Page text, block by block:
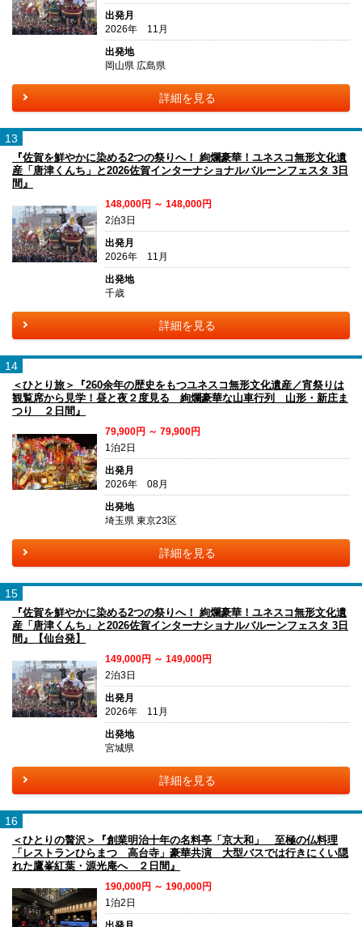
出発月
2026年 11月
出発地
岡山県 広島県
詳細を見る
13
『佐賀を鮮やかに染める2つの祭りへ！ 絢爛豪華！ユネスコ無形文化遺
産「唐津くんち」と2026佐賀インターナショナルバルーンフェスタ 3日
間』
148,000円 ～ 148,000円
2泊3日
出発月
2026年 11月
出発地
千歳
詳細を見る
14
＜ひとり旅＞『260余年の歴史をもつユネスコ無形文化遺産／宵祭りは
観覧席から見学！昼と夜２度見る 絢爛豪華な山車行列 山形・新庄ま
つり ２日間』
79,900円 ～ 79,900円
1泊2日
出発月
2026年 08月
出発地
埼玉県 東京23区
詳細を見る
15
『佐賀を鮮やかに染める2つの祭りへ！ 絢爛豪華！ユネスコ無形文化遺
産「唐津くんち」と2026佐賀インターナショナルバルーンフェスタ 3日
間』【仙台発】
149,000円 ～ 149,000円
2泊3日
出発月
2026年 11月
出発地
宮城県
詳細を見る
16
＜ひとりの贅沢＞『創業明治十年の名料亭「京大和」 至極の仏料理
「レストランひらまつ 高台寺」豪華共演 大型バスでは行きにくい隠
れた鷹峯紅葉・源光庵へ ２日間』
190,000円 ～ 190,000円
1泊2日